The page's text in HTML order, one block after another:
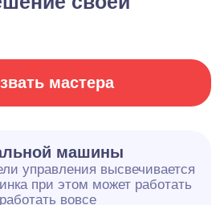
мастера
машины
управления высвечивается
при этом может работать
вовсе